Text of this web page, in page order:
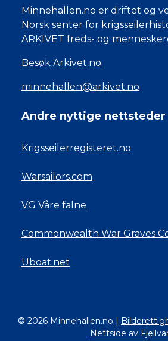
Minnehallen.no er driftet og
Norsk senter for
ARKIVET freds- og
Besøk Arkivet.no
minnehallen@arkivet.no
Andre nyttige nettsteder
Krigsseilerregisteret.no
Warsailors.com
VG Våre falne
Commonwealth War Graves
Uboat.net
© 2026 Minnehallen.no |
Nettside av